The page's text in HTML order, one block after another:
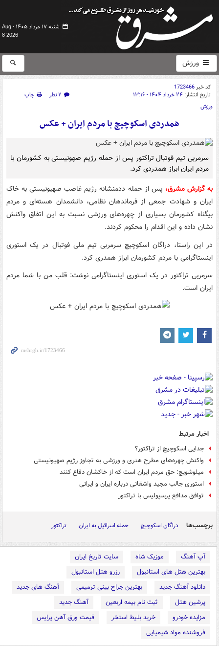
شنبه ۱۷ مرداد ۱۴۰۵ -
Aug
8 2026
ورزش
کد خبر1723466
تاریخ انتشار: ۲۴ خرداد ۱۴۰۴ - ۱۳:۱۶ ۲ نظر
چاپ
ورزش
همدردی اسکوچیچ با مردم ایران + عکس
سرمربی تیم فوتبال تراکتور پس از حمله رژیم صهونیستی به کشورمان با
مردم ایران ابراز همدردی کرد.
به گزارش مشرق، پس از حمله ددمنشانه رژیم غاصب صهیونیستی به خاک
ایران و شهادت جمعی از فرماندهان نظامی، دانشمدان هسته‌ای و مردم
بیگناه کشورمان بسیاری از چهره‌های ورزشی نسبت به این اتفاق واکنش
نشان داده و این اقدام را محکوم کردند.
در این راستا، دراگان اسکوچیچ سرمربی تیم ملی فوتبال در یک استوری
اینستاگرامی با مردم کشورمان ابراز همدری کرد.
سرمربی تراکتور در یک استوری اینستاگرامی نوشت: قلب من با شما مردم
ایران است.
اخبار مرتبط
جدایی اسکوچیچ از تراکتور؟
واکنش چهره‌های مطرح هنری و ورزشی به تجاوز رژیم صهیونیستی
میلوشویچ: حق مردم ایران است که از خاکشان دفاع کنند
استوری جالب مجید واشقانی درباره ایران و ایرانی
توافق مدافع پرسپولیس با تراکتور
برچسب‌ها دراگان اسکوچیچ حمله اسرائیل به ایران تراکتور
آپ آهنگ موزیک شاه
سایت تاریخ ایران
بهترین هتل های استانبول
رزرو هتل استانبول
دانلود آهنگ جدید
بهترین جراح بینی ترمیمی
آهنگ های جدید
پرشین هتل
ثبت نام بیمه اربعین
آهنگ جدید
مزایده خودرو
خرید بلیط استخر
قیمت ورق آهن پرایس
فروشنده مواد شیمیایی